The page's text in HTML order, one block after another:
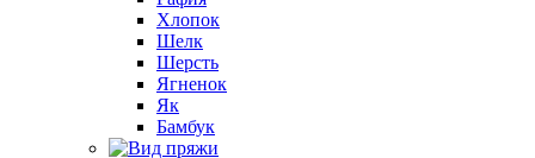
Хлопок
Шелк
Шерсть
Ягненок
Як
Бамбук